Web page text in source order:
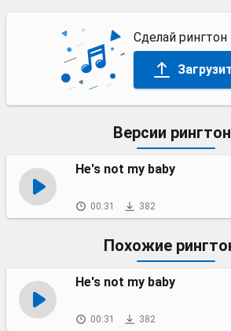
Сделай рингтон
Версии
He's not my baby
00:31 382
Похожие
He's not my baby
00:31 382